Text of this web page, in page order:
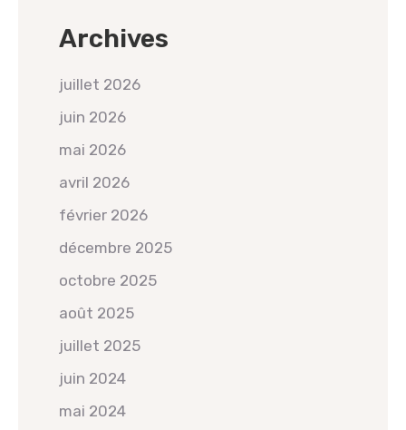
Archives
juillet 2026
juin 2026
mai 2026
avril 2026
février 2026
décembre 2025
octobre 2025
août 2025
juillet 2025
juin 2024
mai 2024